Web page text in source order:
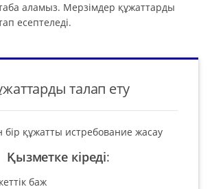
аламыз. Мерзімдер құжаттарды
есептеледі.
талап ету
құжатты истребование жасау
Қызметке кіреді:
баж